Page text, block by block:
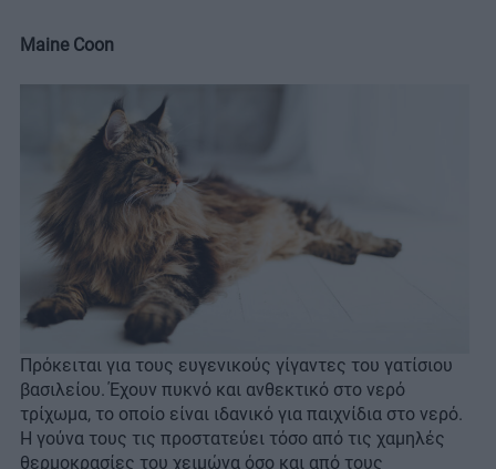
Maine Coon
Πρόκειται για τους ευγενικούς γίγαντες του γατίσιου
βασιλείου. Έχουν πυκνό και ανθεκτικό στο νερό
τρίχωμα, το οποίο είναι ιδανικό για παιχνίδια στο νερό.
Η γούνα τους τις προστατεύει τόσο από τις χαμηλές
θερμοκρασίες του χειμώνα όσο και από τους